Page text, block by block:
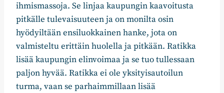
ihmismassoja. Se linjaa kaupungin kaavoitusta
pitkälle tulevaisuuteen ja on monilta osin
hyödyiltään ensiluokkainen hanke, jota on
valmisteltu erittäin huolella ja pitkään. Ratikka
lisää kaupungin elinvoimaa ja se tuo tullessaan
paljon hyvää. Ratikka ei ole yksityisautoilun
turma, vaan se parhaimmillaan lisää